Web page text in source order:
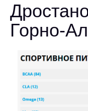
Горно-